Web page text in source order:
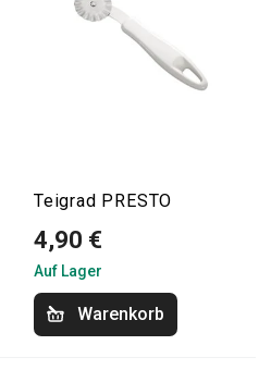
Teigrad PRESTO
4,90 €
Auf Lager
Warenkorb